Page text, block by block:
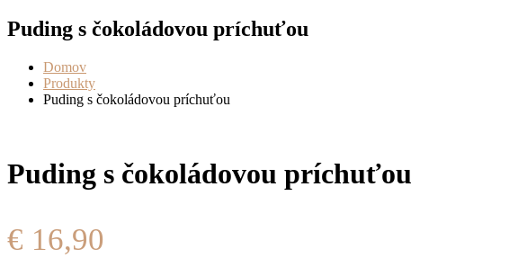
Puding s čokoládovou príchuťou
Domov
Produkty
Puding s čokoládovou príchuťou
Puding s čokoládovou príchuťou
€ 16,90